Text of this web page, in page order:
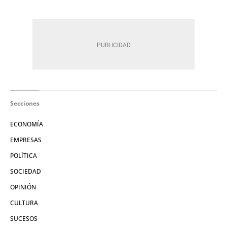
Secciones
ECONOMÍA
EMPRESAS
POLÍTICA
SOCIEDAD
OPINIÓN
CULTURA
SUCESOS